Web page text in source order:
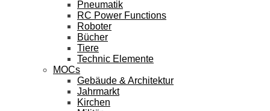
Pneumatik
RC Power Functions
Roboter
Bücher
Tiere
Technic Elemente
MOCs
Gebäude & Architektur
Jahrmarkt
Kirchen